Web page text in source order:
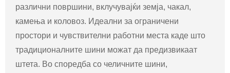
различни површини, вклучувајќи земја, чакал,
камења и коловоз. Идеални за ограничени
простори и чувствителни работни места каде што
традиционалните шини можат да предизвикаат
штета. Во споредба со челичните шини,